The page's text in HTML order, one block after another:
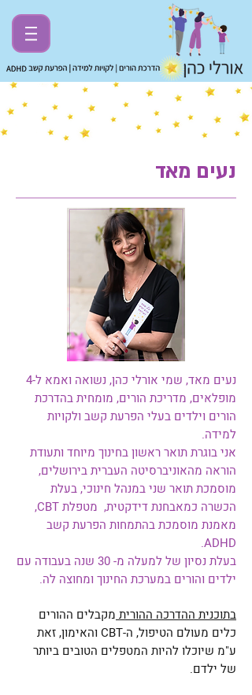
נעים מאד
נעים מאד, שמי אורלי כהן, נשואה ואמא ל-4
מופלאים, מדריכת הורים, מומחית בהדרכת
הורים וילדים בעלי הפרעת קשב ולקויות
למידה.
אני בוגרת תואר ראשון בחינוך מיוחד ותעודת
הוראה מהאוניברסיטה העברית בירושלים,
מוסמכת תואר שני במנהל חינוכי, בעלת
הכשרה כמאבחנת דידקטית, מטפלת CBT,
מאמנת מוסמכת בהתמחות הפרעת קשב
ADHD.
בעלת נסיון של למעלה מ- 30 שנה בעבודה עם
ילדים והורים במערכת החינוך ומחוצה לה.
בתוכנית ההדרכה ההורית מקבלים ההורים
כלים מעולם הטיפול, ה-CBT והאימון, זאת
ע"מ שיוכלו להיות המטפלים הטובים ביותר
של ילדם.